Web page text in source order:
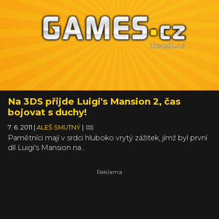
slibuje nejen HD grafiku, ale také nový obsah jak ve hře,
tak na speciální online síti.
Na 3DS přijde Luigi's Mansion 2, čas
bojovat s duchy!
7. 6. 2011 ALEŠ SMUTNÝ
Pamětníci mají v srdci hluboko vrytý zážitek, jímž byl první
díl Luigi's Mansion na...